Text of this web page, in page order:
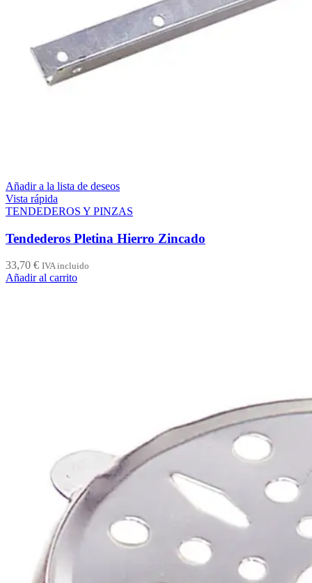
Añadir a la lista de deseos
Vista rápida
TENDEDEROS Y PINZAS
Tendederos Pletina Hierro Zincado
33,70 € IVA incluido
Añadir al carrito